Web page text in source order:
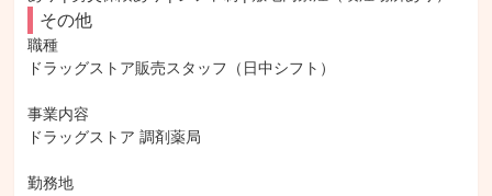
その他
職種
ドラッグストア販売スタッフ（日中シフト）
事業内容
ドラッグストア 調剤薬局
勤務地